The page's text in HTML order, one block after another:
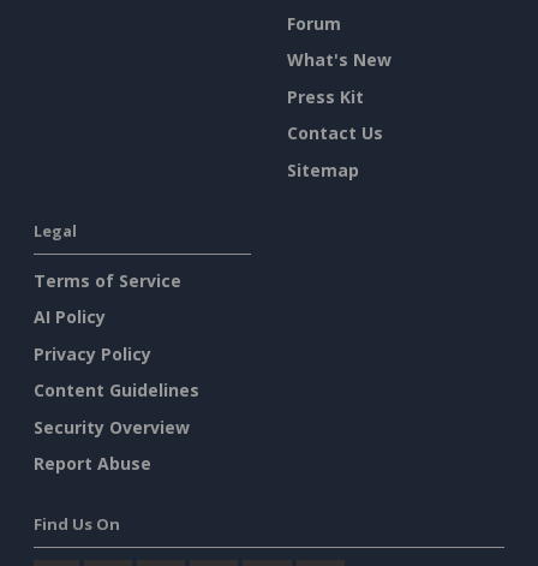
Forum
What's New
Press Kit
Contact Us
Sitemap
Legal
Terms of Service
AI Policy
Privacy Policy
Content Guidelines
Security Overview
Report Abuse
Find Us On